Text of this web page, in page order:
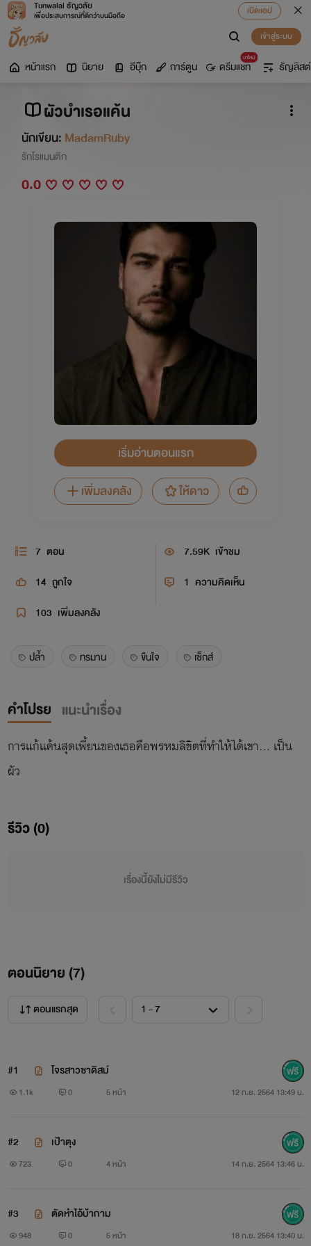
Tunwalai ธัญวลัย
เพื่อประสบการณ์ที่ดีกว่าบนมือถือ
เปิดแอป
เข้าสู่ระบบ
หน้าแรก นิยาย อีบุ๊ก การ์ตูน
มาใหม่
ดรีมแชท ธัญลิสต์
ผัวบำเรอแค้น
นักเขียน: MadamRuby
รักโรแมนติก
0.0
เริ่มอ่านตอนแรก
เพิ่มลงคลัง
ให้ดาว
7 ตอน 7.59K เข้าชม
14 ถูกใจ 1 ความคิดเห็น
103 เพิ่มลงคลัง
ปล้ำ ทรมาน ขืนใจ เซ็กส์
คำโปรย แนะนำเรื่อง
การแก้แค้นสุดเพี้ยนของเธอคือพรหมลิขิตที่ทำให้ได้เขา… เป็น
ผัว
รีวิว (0)
เรื่องนี้ยังไม่มีรีวิว
ตอนนิยาย (7)
ตอนแรกสุด
#1 โจรสาวซาดิสม์
1.1k 0 5 หน้า 12 ก.ย. 2564 13:49 น.
#2 เป้าตุง
723 0 4 หน้า 14 ก.ย. 2564 13:46 น.
#3 ตัดหำไอ้บ้ากาม
948 0 5 หน้า 18 ก.ย. 2564 13:40 น.